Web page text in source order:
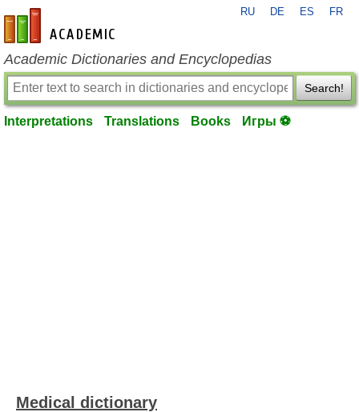
en-academic.com
RU DE ES FR
Academic Dictionaries and Encyclopedias
Search!
Interpretations Translations Books Игры ⚽
Medical dictionary